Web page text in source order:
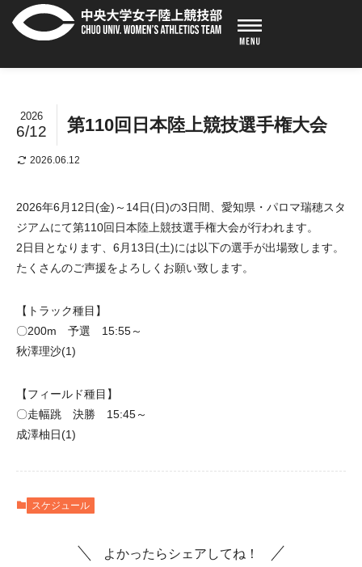
第110回日本陸上競技選手権大会
2026
6/12
2026.06.12
2026年6月12日(金)～14日(日)の3日間、愛知県・パロマ瑞穂スタ
ジアムにて第110回日本陸上競技選手権大会が行われます。
2日目となります、6月13日(土)には以下の選手が出場致します。
たくさんのご声援をよろしくお願い致します。
【トラック種目】
〇200m 予選 15:55～
秋澤理沙(1)
【フィールド種目】
〇走幅跳 決勝 15:45～
成澤柚日(1)
スケジュール
よかったらシェアしてね！